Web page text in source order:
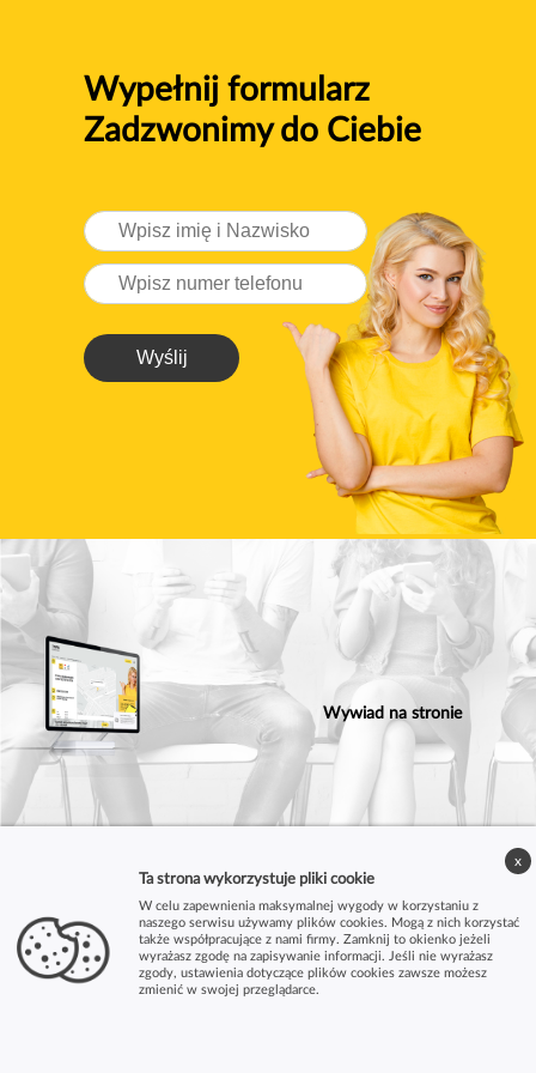
Wypełnij formularz
Zadzwonimy do Ciebie
Wyślij
Wywiad na stronie
Ta strona wykorzystuje pliki cookie
W celu zapewnienia maksymalnej wygody w korzystaniu z
naszego serwisu używamy plików cookies. Mogą z nich korzystać
także współpracujące z nami firmy. Zamknij to okienko jeżeli
wyrażasz zgodę na zapisywanie informacji. Jeśli nie wyrażasz
zgody, ustawienia dotyczące plików cookies zawsze możesz
zmienić w swojej przeglądarce.
x